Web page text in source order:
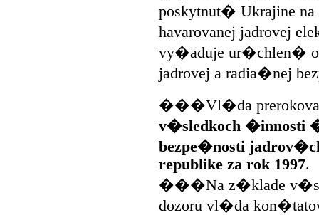
poskytnut� Ukrajine
havarovanej jadrovej
vy�aduje ur�chlen�
jadrovej a radia�nej
���Vl�da
v�sledkoch �innosti
bezpe�nosti
republike za rok 1997.
���Na z�klade
dozoru vl�da